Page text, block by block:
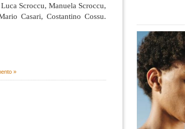
Scroccu, Manuela Scroccu,
Casari, Costantino Cossu.
»